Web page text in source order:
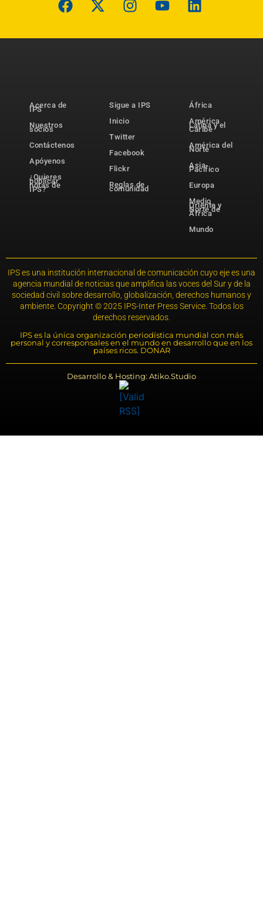
Acerca de
IPS
Nuestros
socios
Contáctenos
Apóyenos
¿Quieres
publicar
notas de
IPS?
Sigue a IPS
Inicio
Twitter
Facebook
Flickr
Reglas de
comunidad
África
América
Latina y el
Caribe
América del
Norte
Asia-
Pacífico
Europa
Medio
Oriente y
Norte de
África
Mundo
IPS es una institución internacional de comunicación cuyo eje es una
agencia mundial de noticias que amplifica las voces del Sur y de la
sociedad civil sobre desarrollo, globalización, derechos humanos y
ambiente. Copyright © 2025 IPS-Inter Press Service. Todos los
derechos reservados.
IPS es la única organización periodística mundial con más
personal y corresponsales en el mundo en desarrollo que en los
países ricos. DONAR
Desarrollo & Hosting: Atiko.Studio